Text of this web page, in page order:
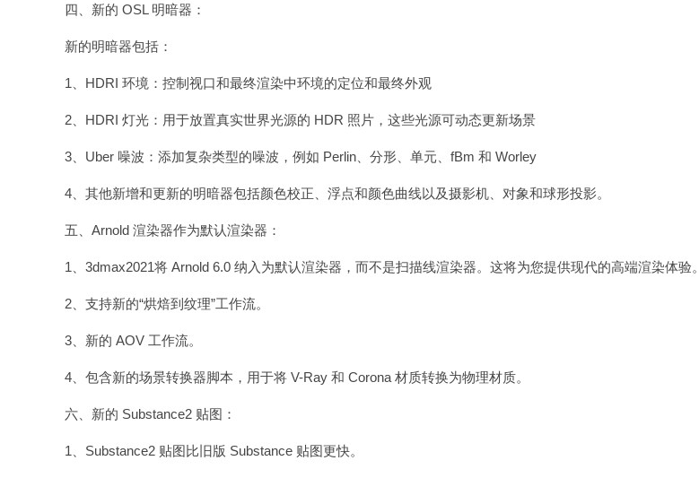
四、新的 OSL 明暗器：
新的明暗器包括：
1、HDRI 环境：控制视口和最终渲染中环境的定位和最终外观
2、HDRI 灯光：用于放置真实世界光源的 HDR 照片，这些光源可动态更新场景
3、Uber 噪波：添加复杂类型的噪波，例如 Perlin、分形、单元、fBm 和 Worley
4、其他新增和更新的明暗器包括颜色校正、浮点和颜色曲线以及摄影机、对象和球形投影。
五、Arnold 渲染器作为默认渲染器：
1、3dmax2021将 Arnold 6.0 纳入为默认渲染器，而不是扫描线渲染器。这将为您提供现代的高端渲染体验。
2、支持新的“烘焙到纹理”工作流。
3、新的 AOV 工作流。
4、包含新的场景转换器脚本，用于将 V-Ray 和 Corona 材质转换为物理材质。
六、新的 Substance2 贴图：
1、Substance2 贴图比旧版 Substance 贴图更快。